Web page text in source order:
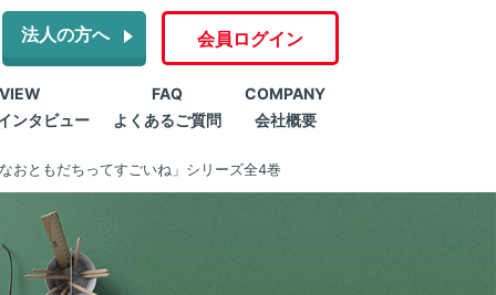
法人の方へ 会員ログイン
ンタビュー
FAQ
よくあるご質問
COMPANY
会社概要
おともだちってすごいね」シリーズ全4巻